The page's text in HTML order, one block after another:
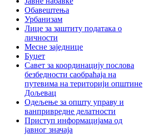
Обавештења
Урбанизам
Лице за заштиту података о
личности
Месне заједнице
Буџет
Савет за координацију послова
безбедности саобраћаја на
путевима на територији општине
Дољевац
Одељење за општу управу и
ванпривредне делатности
Приступ информацијама од
јавног значаја